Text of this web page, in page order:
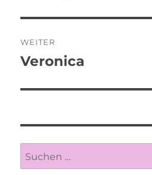
WEITER
Nächster
Veronica
Suche
nach: